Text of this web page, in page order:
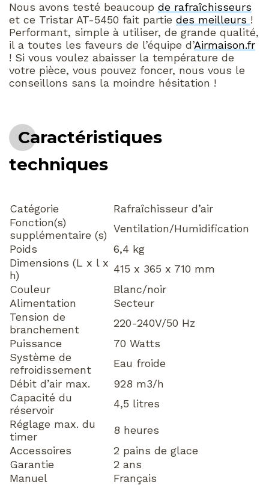
Nous avons testé beaucoup de rafraîchisseurs
et ce Tristar AT-5450 fait partie des meilleurs !
Performant, simple à utiliser, de grande qualité,
il a toutes les faveurs de l’équipe d’Airmaison.fr
! Si vous voulez abaisser la température de
votre pièce, vous pouvez foncer, nous vous le
conseillons sans la moindre hésitation !
Caractéristiques
techniques
Catégorie
Rafraîchisseur d’air
Fonction(s)
supplémentaire (s)
Ventilation/Humidification
Poids
6,4 kg
Dimensions (L x l x
h)
415 x 365 x 710 mm
Couleur
Blanc/noir
Alimentation
Secteur
Tension de
branchement
220-240V/50 Hz
Puissance
70 Watts
Système de
refroidissement
Eau froide
Débit d’air max.
928 m3/h
Capacité du
réservoir
4,5 litres
Réglage max. du
timer
8 heures
Accessoires
2 pains de glace
Garantie
2 ans
Manuel
Français